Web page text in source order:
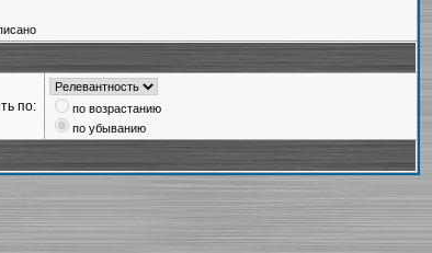
по:
по возрастанию
по убыванию